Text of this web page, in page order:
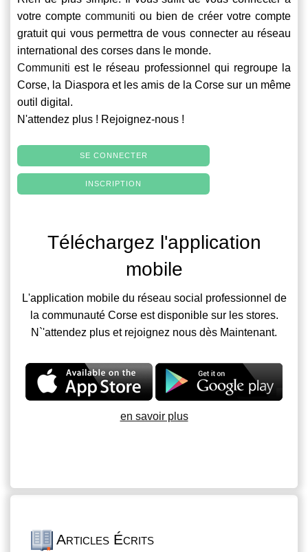
votre compte communiti ou bien de créer votre compte
gratuit qui vous permettra de vous connecter au réseau
international des corses dans le monde.
Communiti est le réseau professionnel qui regroupe la
Corse, la Diaspora et les amis de la Corse sur un même
outil digital.
N'attendez plus ! Rejoignez-nous !
SE CONNECTER
INSCRIPTION
Téléchargez l'application
mobile
L'application mobile du réseau social professionnel de
la communauté Corse est disponible sur les stores.
N`'attendez plus et rejoignez nous dès Maintenant.
en savoir plus
Articles Écrits